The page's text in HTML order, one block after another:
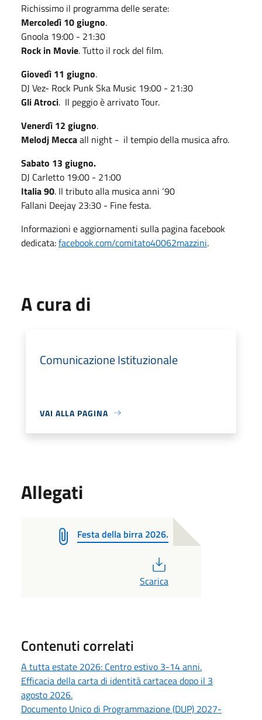
Richissimo il programma delle serate:
Mercoledì 10 giugno.
Gnoola 19:00 - 21:30
Rock in Movie. Tutto il rock del film.
Giovedì 11 giugno.
DJ Vez- Rock Punk Ska Music 19:00 - 21:30
Gli Atroci. Il peggio è arrivato Tour.
Venerdì 12 giugno.
Melodj Meccaall night - il tempio della musica afro.
Sabato 13 giugno.
DJ Carletto 19:00 - 21:00
Italia 90. Il tributo alla musica anni ‘90
Fallani Deejay 23:30 - Fine festa.
Informazioni e aggiornamenti sulla pagina facebook
dedicata:facebook.com/comitato40062mazzini.
A cura di
Comunicazione Istituzionale
VAI ALLA PAGINA
Allegati
Festa della birra 2026.
Scarica
Contenuti correlati
A tutta estate 2026: Centro estivo 3-14 anni.
Efficacia della carta di identità cartacea dopo il 3
agosto 2026.
Documento Unico di Programmazione (DUP) 2027-